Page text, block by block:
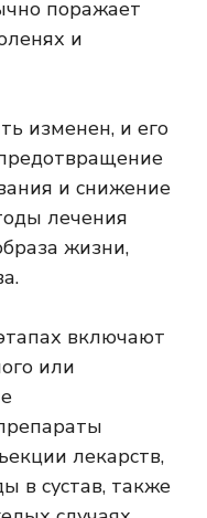
поражает
и
изменен, и его
и снижение
лечения
жизни,
включают
или
лекарств,
в сустав, также